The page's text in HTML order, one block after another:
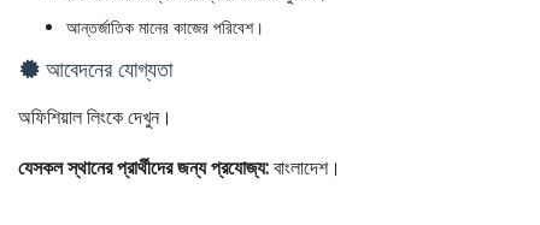
আন্তর্জাতিক মানের কাজের পরিবেশ।
আবেদনের যোগ্যতা
অফিশিয়াল লিংকে দেখুন।
যেসকল স্থানের প্রার্থীদের জন্য প্রযোজ্য:বাংলাদেশ।